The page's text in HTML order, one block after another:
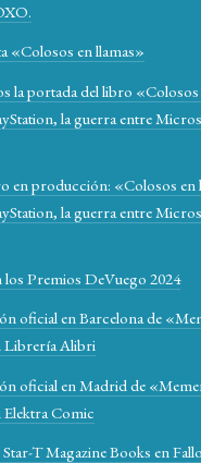
«Colosos en llamas»
la portada del libro «Colosos
la guerra entre
en producción: «Colosos en
la guerra entre
los Premios DeVuego 2024
oficial en Barcelona de
Librería Alibri
oficial en Madrid de
Comic
Star-T Magazine Books en